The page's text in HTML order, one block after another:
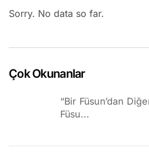
Sorry. No data so far.
Çok Okunanlar
“Bir Füsun’dan
Füsu...